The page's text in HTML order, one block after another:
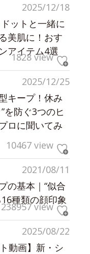
2025/12/18
ットと一緒に
美肌に！おす
アイテム4選
1828 view
2025/12/25
キープ！休み
を防ぐ3つのヒ
ロに聞いてみ
10467 view
2021/08/11
の基本｜“似合
種類の顔印象
238957 view
2025/08/22
動画】新・シ